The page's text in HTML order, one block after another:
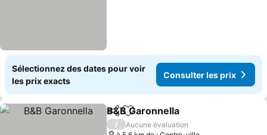
Sélectionnez des dates pour voir
les prix exacts
Consulter les prix
PartagerAjouter à mes favoris
B&B Garonnella
/
Aucune évaluation